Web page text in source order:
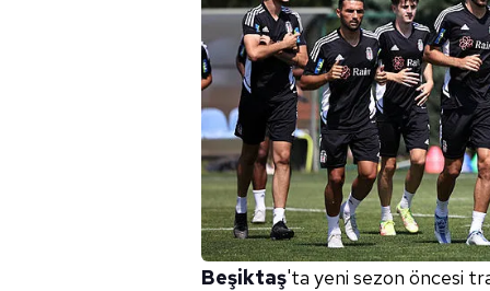
Beşiktaş'ta yeni sezon öncesi